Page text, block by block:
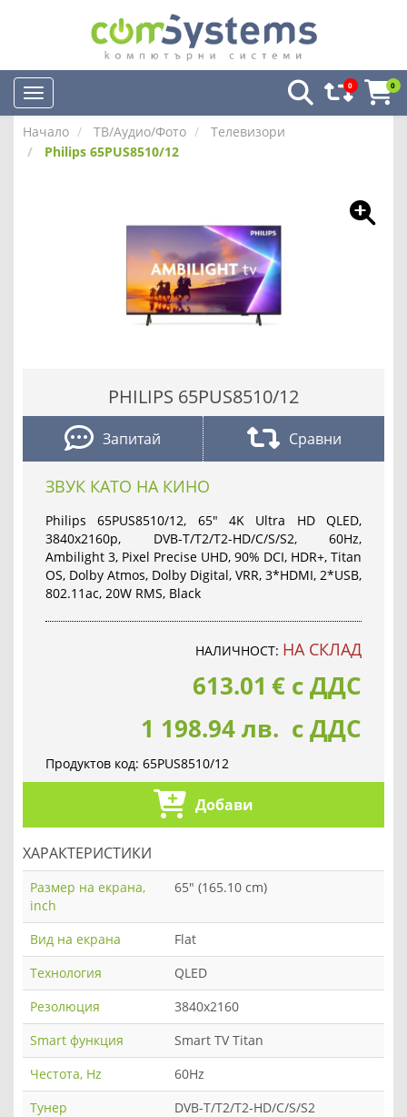
0 0
Начало ТВ/Аудио/Фото
Телевизори
Philips 65PUS8510/12
PHILIPS 65PUS8510/12
Запитай Сравни
ЗВУК КАТО НА КИНО
Philips 65PUS8510/12, 65" 4K Ultra HD QLED,
3840x2160p, DVB-T/T2/T2-HD/C/S/S2, 60Hz,
Ambilight 3, Pixel Precise UHD, 90% DCI, HDR+, Titan
OS, Dolby Atmos, Dolby Digital, VRR, 3*HDMI, 2*USB,
802.11ac, 20W RMS, Black
НАЛИЧНОСТ: НА СКЛАД
613.01 € с ДДС
1 198.94 лв. с ДДС
Продуктов код: 65PUS8510/12
Добави
ХАРАКТЕРИСТИКИ
Размер на екрана,
inch
65" (165.10 cm)
Вид на екрана
Flat
Технология
QLED
Резолюция
3840x2160
Smart функция
Smart TV Titan
Честота, Hz
60Hz
Тунер
DVB-T/T2/T2-HD/C/S/S2